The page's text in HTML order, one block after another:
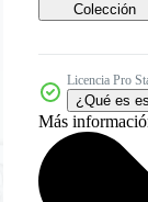
Colección
Licencia Pro
¿Qué es
Más